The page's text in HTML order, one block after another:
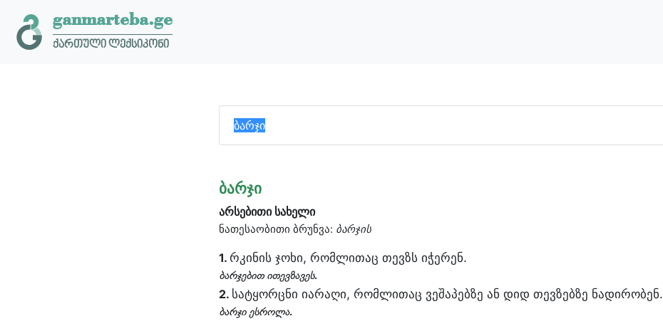
ganmarteba.ge
ქართული ლექსიკონი
ბარჯი
არსებითი სახელი
ნათესაობითი ბრუნვა: ბარჯის
1. რკინის ჯოხი, რომლითაც თევზს იჭერენ.
ბარჯებით ითევზავეს.
2. სატყორცნი იარაღი, რომლითაც ვეშაპებზე ან დიდ თევზებზე ნადირობენ.
ბარჯი ესროლა.